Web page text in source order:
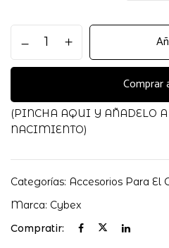
de
Lluvia
S
Lux
Cybex
Comprar
(PINCHA AQUI Y AÑADELO A
NACIMIENTO)
Categorías: Accesorios Para El
Marca: Cybex
Compratir: